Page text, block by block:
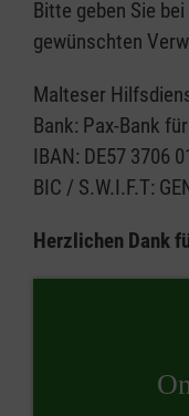
Bitte geben Sie
gewünschten
Malteser
Bank: Pax-Bank
IBAN: DE57 3706
BIC / S.W.I.F.T:
Herzlichen Dank